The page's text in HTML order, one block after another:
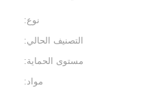
نوع:
التصنيف الحالي:
مستوى الحماية:
مواد: